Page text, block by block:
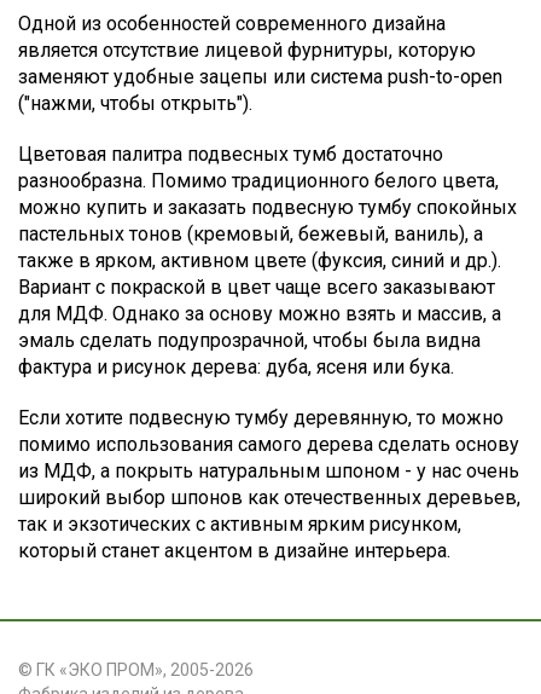
Одной из особенностей современного дизайна
является отсутствие лицевой фурнитуры, которую
заменяют удобные зацепы или система push-to-open
("нажми, чтобы открыть").
Цветовая палитра подвесных тумб достаточно
разнообразна. Помимо традиционного белого цвета,
можно купить и заказать подвесную тумбу спокойных
пастельных тонов (кремовый, бежевый, ваниль), а
также в ярком, активном цвете (фуксия, синий и др.).
Вариант с покраской в цвет чаще всего заказывают
для МДФ. Однако за основу можно взять и массив, а
эмаль сделать подупрозрачной, чтобы была видна
фактура и рисунок дерева: дуба, ясеня или бука.
Если хотите подвесную тумбу деревянную, то можно
помимо использования самого дерева сделать основу
из МДФ, а покрыть натуральным шпоном - у нас очень
широкий выбор шпонов как отечественных деревьев,
так и экзотических с активным ярким рисунком,
который станет акцентом в дизайне интерьера.
© ГК «ЭКО ПРОМ», 2005-2026